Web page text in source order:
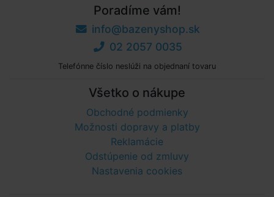
Poradíme vám!
info@bazenyshop.sk
02 2057 0035
Telefónne číslo neslúži na objednaní tovaru
Všetko o nákupe
Obchodné podmienky
Možnosti dopravy a platby
Reklamácie
Odstúpenie od zmluvy
Nastavenia cookies